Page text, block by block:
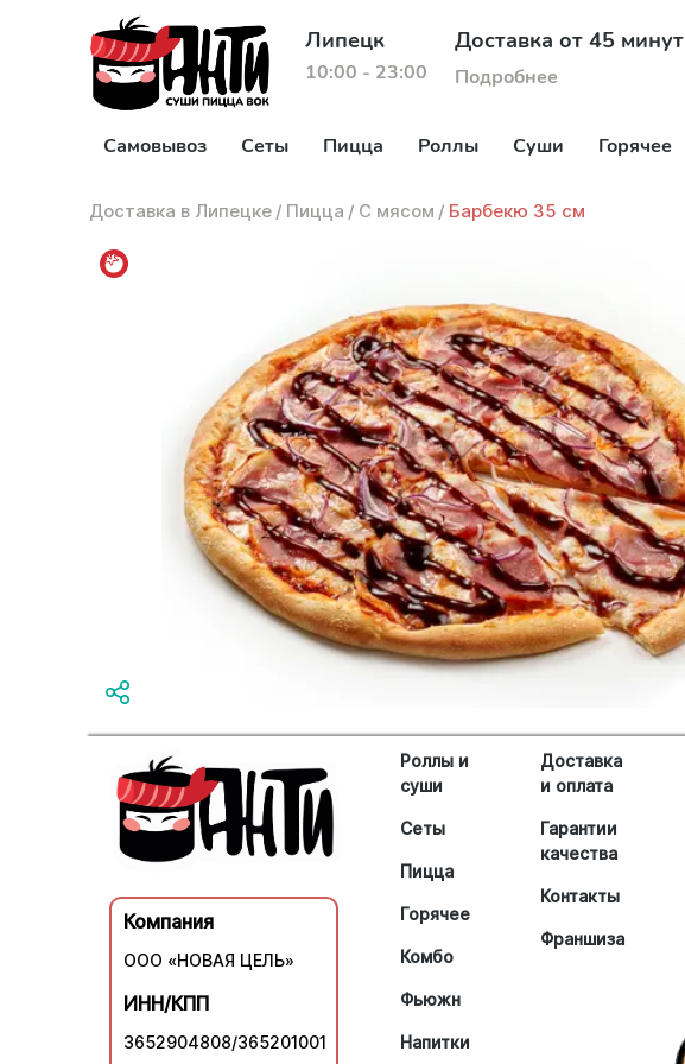
Липецк
10:00 - 23:00
Доставка от 45 минут
Подробнее
Самовывоз Сеты Пицца Роллы Суши Горячее
Доставка в Липецке / Пицца / С мясом / Барбекю 35 см
Компания
ООО «НОВАЯ ЦЕЛЬ»
ИНН/КПП
3652904808/365201001
Роллы и
суши
Сеты
Пицца
Горячее
Комбо
Фьюжн
Напитки
Доставка
и оплата
Гарантии
качества
Контакты
Франшиза